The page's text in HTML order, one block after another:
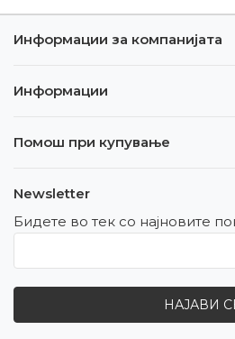
Информации за компанијата
Информации
Помош при купување
Newsletter
Бидете во тек со најновите
НАЈАВИ